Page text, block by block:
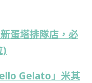
蛋塔排隊店，必
)
Gelato」米其